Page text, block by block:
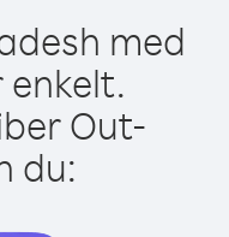
med
Out-
du: